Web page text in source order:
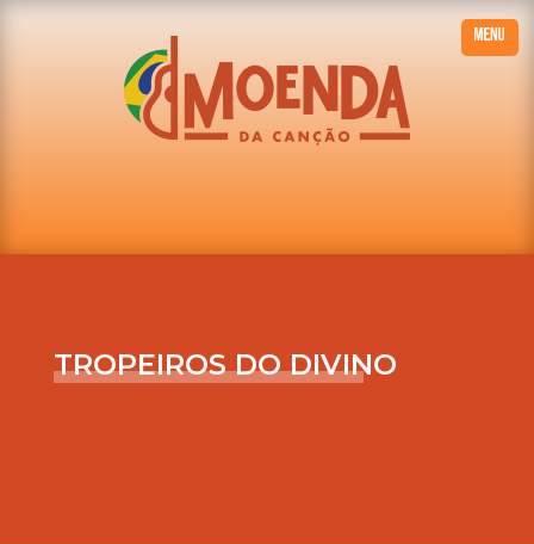
TROPEIROS DO DIVINO